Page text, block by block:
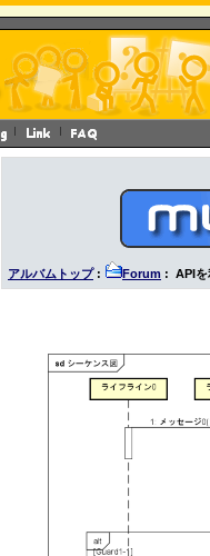
アルバムトップ: Forum : APIを